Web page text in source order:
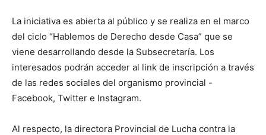
La iniciativa es abierta al público y se realiza en el marco
del ciclo “Hablemos de Derecho desde Casa” que se
viene desarrollando desde la Subsecretaría. Los
interesados podrán acceder al link de inscripción a través
de las redes sociales del organismo provincial -
Facebook, Twitter e Instagram.
Al respecto, la directora Provincial de Lucha contra la